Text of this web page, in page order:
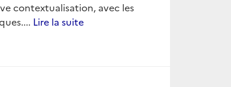
contextualisation, avec les
Lire la suite